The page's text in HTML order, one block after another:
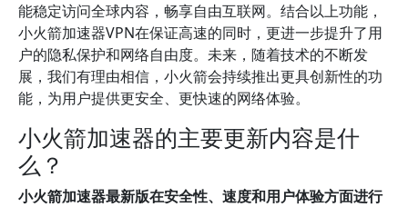
能稳定访问全球内容，畅享自由互联网。结合以上功能，
小火箭加速器VPN在保证高速的同时，更进一步提升了用
户的隐私保护和网络自由度。未来，随着技术的不断发
展，我们有理由相信，小火箭会持续推出更具创新性的功
能，为用户提供更安全、更快速的网络体验。
小火箭加速器的主要更新内容是什
么？
小火箭加速器最新版在安全性、速度和用户体验方面进行